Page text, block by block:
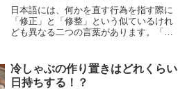
日本語には、何かを直す行為を指す際に
「修正」と「修整」という似ているけれ
ども異なる二つの言葉があります。「修
「修整」という言葉は、例えば画像にお
いて細部を整える工程を指し...
冷しゃぶの作り置きはどれくらい
日持ちする！？